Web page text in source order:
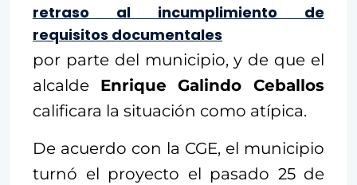
retraso al incumplimiento de
requisitos documentales
por parte del municipio, y de que el
alcalde Enrique Galindo Ceballos
calificara la situación como atípica.
De acuerdo con la CGE, el municipio
turnó el proyecto el pasado 25 de